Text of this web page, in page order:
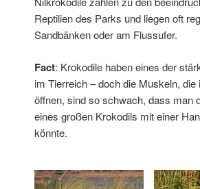
Reptilien des Parks und liegen oft
Sandbänken oder am Flussufer.
Fact: Krokodile haben eines der
im Tierreich – doch die Muskeln, die
öffnen, sind so schwach, dass man
eines großen Krokodils mit einer
könnte.